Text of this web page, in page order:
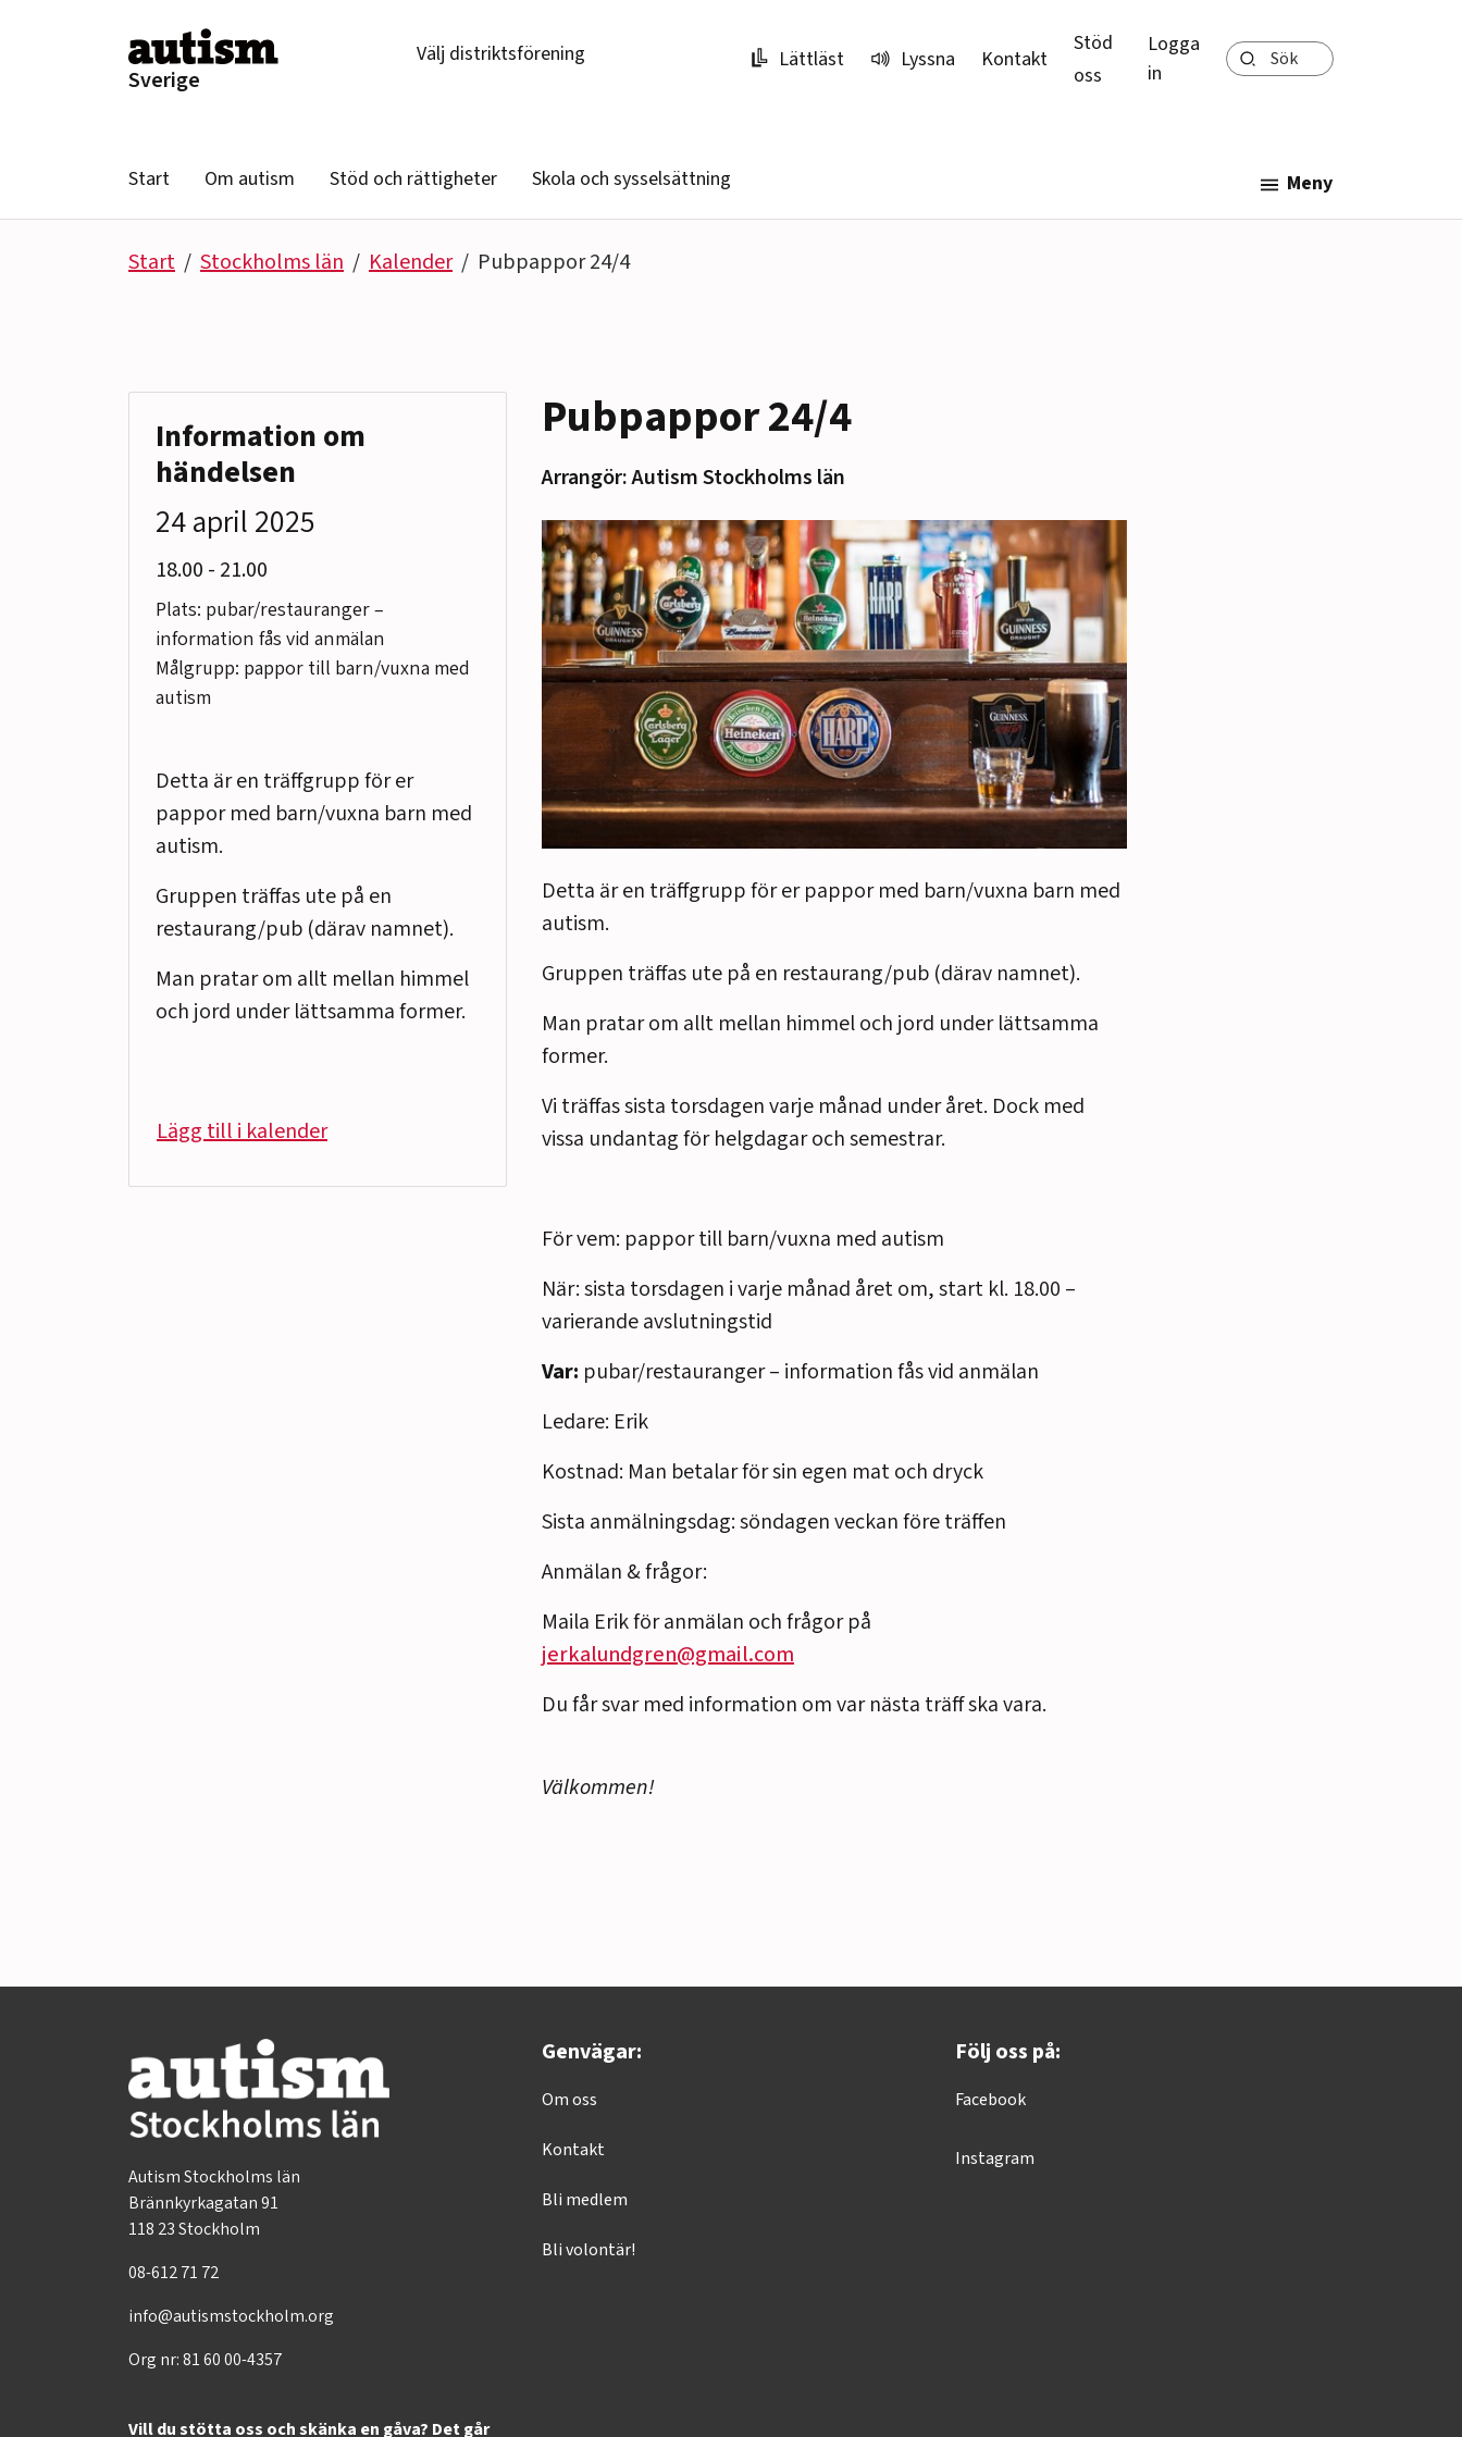
Sverige
Välj distriktsförening Lättläst Lyssna Kontakt
Stöd
oss
Logga
in
Sök
Start Om autism Stöd och rättigheter Skola och sysselsättning Meny
Start Stockholms län Kalender Pubpappor 24/4
Pubpappor 24/4
Arrangör: Autism Stockholms län
Detta är en träffgrupp för er pappor med barn/vuxna barn med
autism.
Gruppen träffas ute på en restaurang/pub (därav namnet).
Man pratar om allt mellan himmel och jord under lättsamma
former.
Vi träffas sista torsdagen varje månad under året. Dock med
vissa undantag för helgdagar och semestrar.
För vem: pappor till barn/vuxna med autism
När: sista torsdagen i varje månad året om, start kl. 18.00 –
varierande avslutningstid
Var: pubar/restauranger – information fås vid anmälan
Ledare: Erik
Kostnad: Man betalar för sin egen mat och dryck
Sista anmälningsdag: söndagen veckan före träffen
Anmälan & frågor:
Maila Erik för anmälan och frågor på
jerkalundgren@gmail.com
Du får svar med information om var nästa träff ska vara.
Välkommen!
Information om
händelsen
24 april 2025
18.00 till
- 21.00
Plats: pubar/restauranger –
information fås vid anmälan
Målgrupp: pappor till barn/vuxna med
autism
Detta är en träffgrupp för er
pappor med barn/vuxna barn med
autism.
Gruppen träffas ute på en
restaurang/pub (därav namnet).
Man pratar om allt mellan himmel
och jord under lättsamma former.
Lägg till i kalender
Autism Stockholms län
Brännkyrkagatan 91
118 23 Stockholm
08-612 71 72
info@autismstockholm.org
Org nr: 81 60 00-4357
Vill du stötta oss och skänka en gåva? Det går
Genvägar:
Om oss
Kontakt
Bli medlem
Bli volontär!
Följ oss på:
Facebook
Instagram